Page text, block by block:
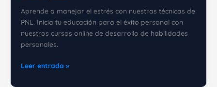
Aprende a manejar el estrés con nuestras técnicas de
PNL. Inicia tu educación para el éxito personal con
nuestros cursos online de desarrollo de habilidades
personales.
Técnicas
Leer entrada »